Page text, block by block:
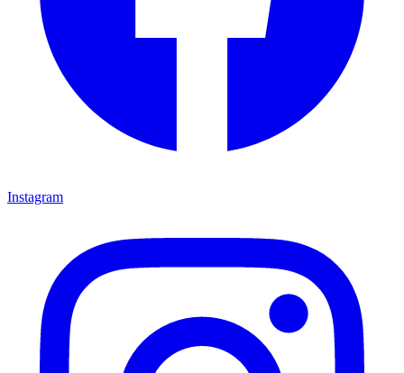
Instagram